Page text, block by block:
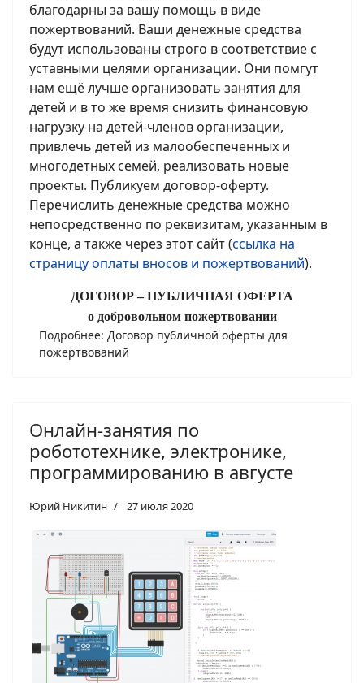
благодарны за вашу помощь в виде
пожертвований. Ваши денежные средства
будут использованы строго в соответствие с
уставными целями организации. Они помгут
нам ещё лучше организовать занятия для
детей и в то же время снизить финансовую
нагрузку на детей-членов организации,
привлечь детей из малообеспеченных и
многодетных семей, реализовать новые
проекты. Публикуем договор-оферту.
Перечислить денежные средства можно
непосредственно по реквизитам, указанным в
конце, а также через этот сайт (ссылка на
страницу оплаты вносов и пожертвований).
ДОГОВОР – ПУБЛИЧНАЯ ОФЕРТА
о добровольном пожертвовании
Подробнее: Договор публичной оферты для
пожертвований
Онлайн-занятия по
робототехнике, электронике,
программированию в августе
Юрий Никитин 27 июля 2020